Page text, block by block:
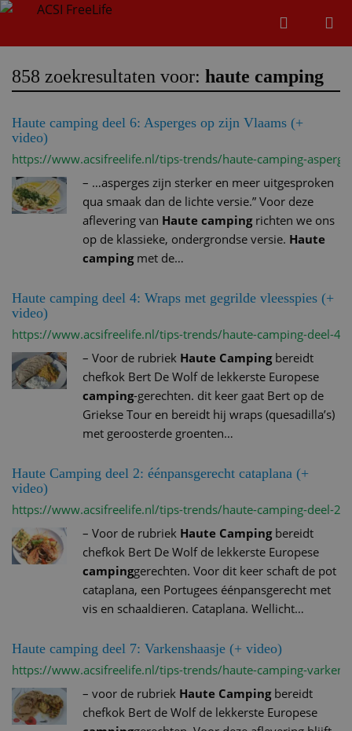
Zoeken
858 zoekresultaten voor: haute camping
Haute camping deel 6: Asperges op zijn Vlaams (+
video)
https://www.acsifreelife.nl/tips-trends/haute-camping-
– …asperges zijn sterker en meer uitgesproken
qua smaak dan de lichte versie.” Voor deze
aflevering van Haute campingrichten we ons
op de klassieke, ondergrondse versie. Haute
campingmet de…
Haute camping deel 4: Wraps met gegrilde vleesspies (+
video)
https://www.acsifreelife.nl/tips-trends/haute-camping-deel-4-
– Voor de rubriek Haute Campingbereidt
chefkok Bert De Wolf de lekkerste Europese
camping-gerechten. dit keer gaat Bert op de
Griekse Tour en bereidt hij wraps (quesadilla’s)
met geroosterde groenten…
Haute Camping deel 2: éénpansgerecht cataplana (+
video)
https://www.acsifreelife.nl/tips-trends/haute-camping-deel-2-
– Voor de rubriek Haute Campingbereidt
chefkok Bert De Wolf de lekkerste Europese
campinggerechten. Voor dit keer schaft de pot
cataplana, een Portugees éénpansgerecht met
vis en schaaldieren. Cataplana. Wellicht…
Haute camping deel 7: Varkenshaasje (+ video)
https://www.acsifreelife.nl/tips-trends/haute-camping-
– voor de rubriek Haute Campingbereidt
chefkok Bert de Wolf de lekkerste Europese